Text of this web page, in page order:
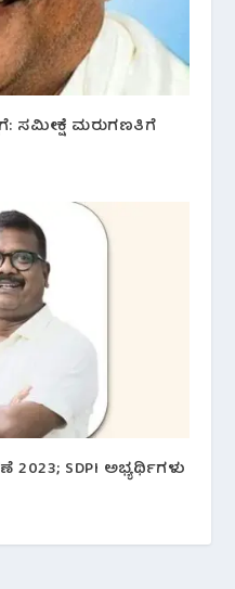
ಸಮೀಕ್ಷೆ ಮರುಗಣತಿಗೆ
SDPI ಅಭ್ಯರ್ಥಿಗಳು